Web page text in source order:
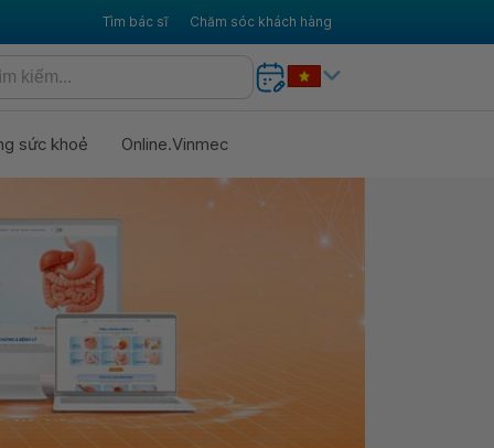
Tìm bác sĩ Chăm sóc khách hàng
sức khoẻ Online.Vinmec